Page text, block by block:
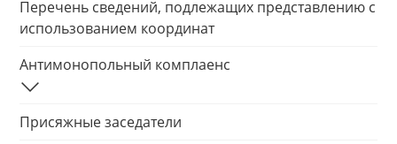
Перечень сведений, подлежащих представлению с
использованием координат
Антимонопольный комплаенс
Присяжные заседатели